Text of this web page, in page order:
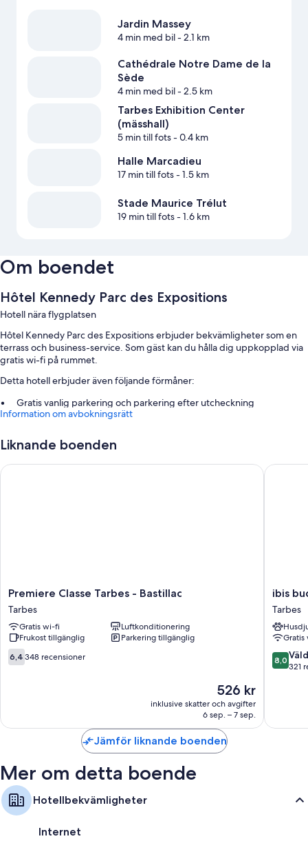
Jardin Massey
4 min med bil- 2.1 km
Cathédrale Notre Dame de la
Sède
4 min med bil- 2.5 km
Tarbes Exhibition Center
(mässhall)
5 min till fots- 0.4 km
Halle Marcadieu
17 min till fots- 1.5 km
Stade Maurice Trélut
19 min till fots- 1.6 km
Om boendet
Hôtel Kennedy Parc des Expositions
Hotell nära flygplatsen
Hôtel Kennedy Parc des Expositions erbjuder bekvämligheter som en
terrass och business-service. Som gäst kan du hålla dig uppkopplad via
gratis wi-fi på rummet.
Detta hotell erbjuder även följande förmåner:
Gratis vanlig parkering och parkering efter utcheckning
Kontinental frukost (tilläggsavgift), snabb utcheckning och snabb
En rökfri anläggning, en varuautomat och gratis dagstidningar
Om rummen
Information om avbokningsrätt
Liknande boenden
Premiere
Classe
Tarbes
-
Bastillac
Tarbes
Premiere Classe Tarbes - Bastillac
Tarbes
Gratis wi-fi
Luftkonditionering
Frukost tillgänglig
Parkering tillgänglig
6.4
av
6,4 348 recensioner
Priset
är
526 kr
526 kr
inklusive skatter och avgifter
6 sep. – 7 sep.
Premiere Classe Tarbes - Bastillac
ibis
budget
Tarbes
Tarbes
ibis
Tarbes
8.0
av
8,0
321
ibis
Jämför liknande boenden
Mer om detta boende
Hotellbekvämligheter
Internet